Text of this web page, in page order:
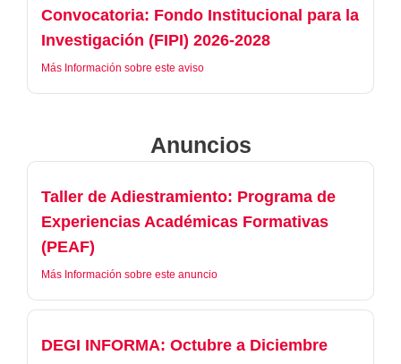
Convocatoria: Fondo Institucional para la
Investigación (FIPI) 2026-2028
Más Información sobre este aviso
Anuncios
Taller de Adiestramiento: Programa de
Experiencias Académicas Formativas
(PEAF)
Más Información sobre este anuncio
DEGI INFORMA: Octubre a Diciembre